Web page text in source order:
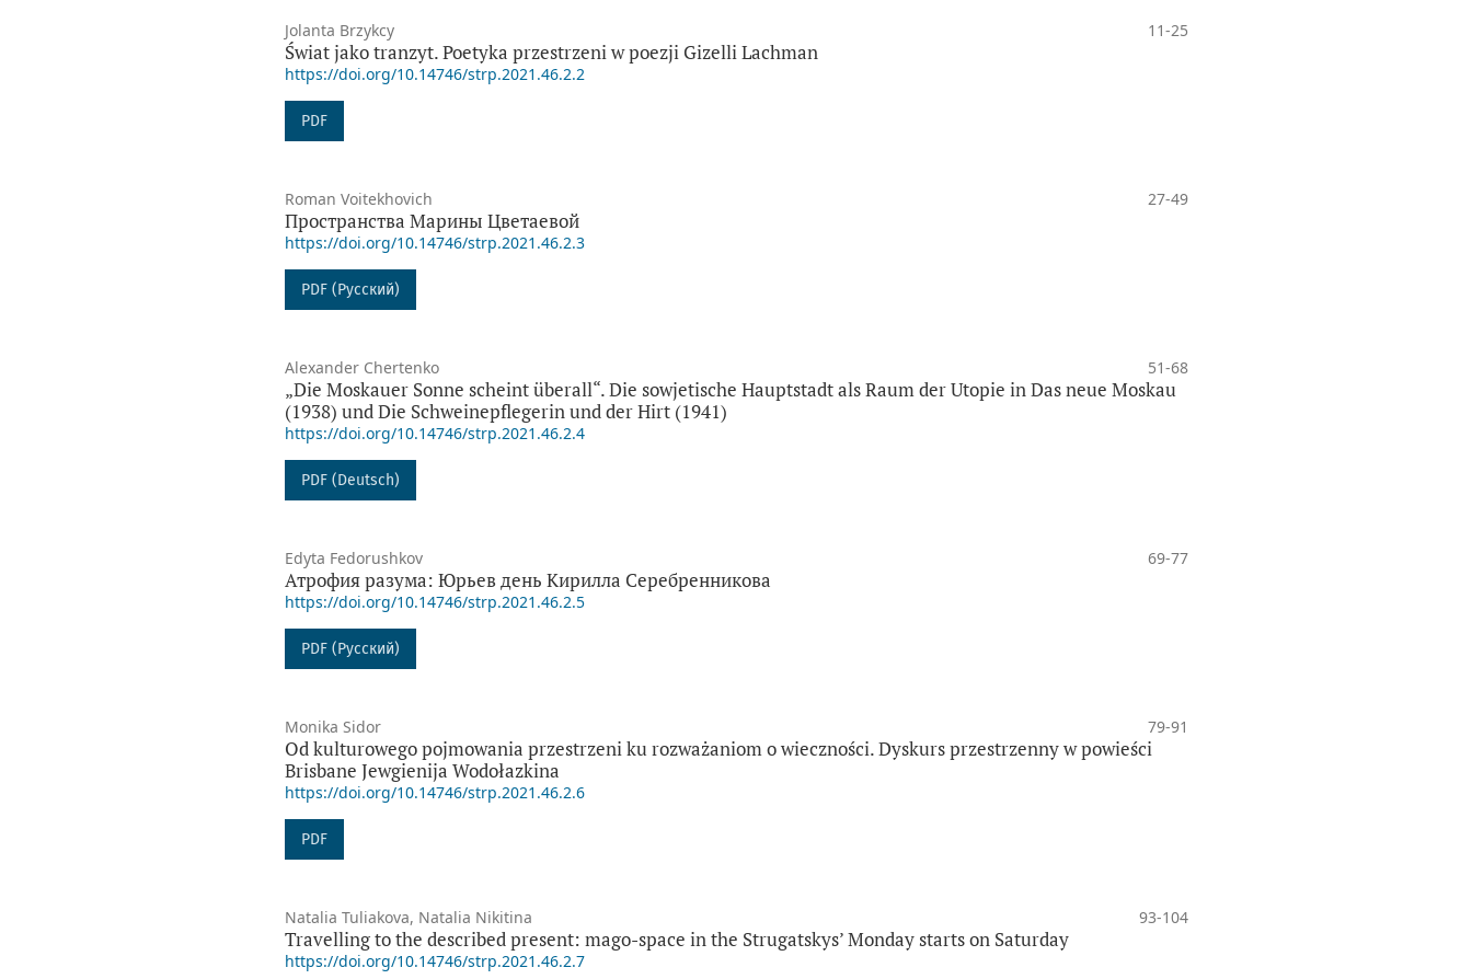
Jolanta Brzykcy 11-25
Świat jako tranzyt. Poetyka przestrzeni w poezji Gizelli Lachman
https://doi.org/10.14746/strp.2021.46.2.2
PDF
Roman Voitekhovich 27-49
Пространства Марины Цветаевой
https://doi.org/10.14746/strp.2021.46.2.3
PDF (Русский)
Alexander Chertenko 51-68
„Die Moskauer Sonne scheint überall“. Die sowjetische Hauptstadt als Raum der Utopie in Das neue Moskau
(1938) und Die Schweinepflegerin und der Hirt (1941)
https://doi.org/10.14746/strp.2021.46.2.4
PDF (Deutsch)
Edyta Fedorushkov 69-77
Атрофия разума: Юрьев день Кирилла Серебренникова
https://doi.org/10.14746/strp.2021.46.2.5
PDF (Русский)
Monika Sidor 79-91
Od kulturowego pojmowania przestrzeni ku rozważaniom o wieczności. Dyskurs przestrzenny w powieści
Brisbane Jewgienija Wodołazkina
https://doi.org/10.14746/strp.2021.46.2.6
PDF
Natalia Tuliakova, Natalia Nikitina 93-104
Travelling to the described present: mago-space in the Strugatskys’ Monday starts on Saturday
https://doi.org/10.14746/strp.2021.46.2.7